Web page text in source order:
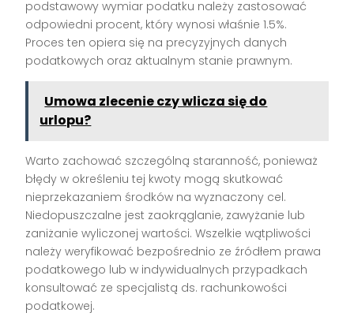
podstawowy wymiar podatku należy zastosować
odpowiedni procent, który wynosi właśnie 1.5%.
Proces ten opiera się na precyzyjnych danych
podatkowych oraz aktualnym stanie prawnym.
Umowa zlecenie czy wlicza się do
urlopu?
Warto zachować szczególną staranność, ponieważ
błędy w określeniu tej kwoty mogą skutkować
nieprzekazaniem środków na wyznaczony cel.
Niedopuszczalne jest zaokrąglanie, zawyżanie lub
zaniżanie wyliczonej wartości. Wszelkie wątpliwości
należy weryfikować bezpośrednio ze źródłem prawa
podatkowego lub w indywidualnych przypadkach
konsultować ze specjalistą ds. rachunkowości
podatkowej.